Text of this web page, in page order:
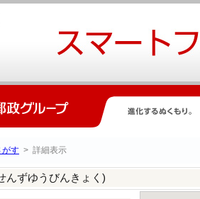
がす > 詳細表示
んずゆうびんきょく)